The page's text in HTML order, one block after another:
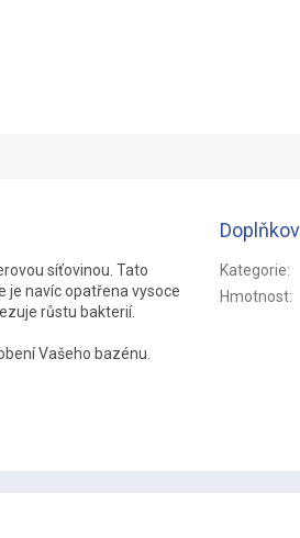
síťovinou. Tato
je navíc opatřena vysoce
růstu bakterií.
Vašeho bazénu.
Kategorie:
Hmotnost: